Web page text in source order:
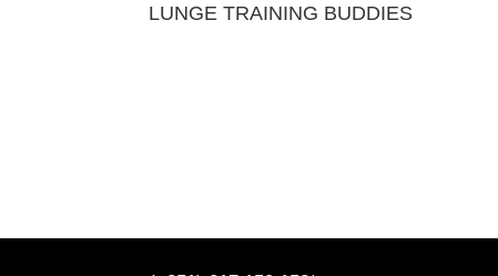
LUNGE TRAINING BUDDIES